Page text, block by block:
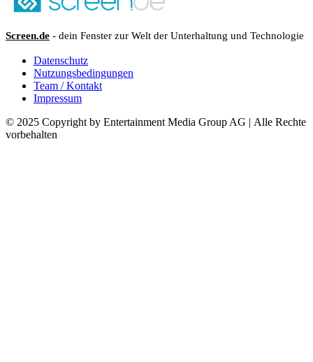
Screen.de - dein Fenster zur Welt der Unterhaltung und Technologie
Datenschutz
Nutzungsbedingungen
Team / Kontakt
Impressum
© 2025 Copyright by Entertainment Media Group AG | Alle Rechte
vorbehalten